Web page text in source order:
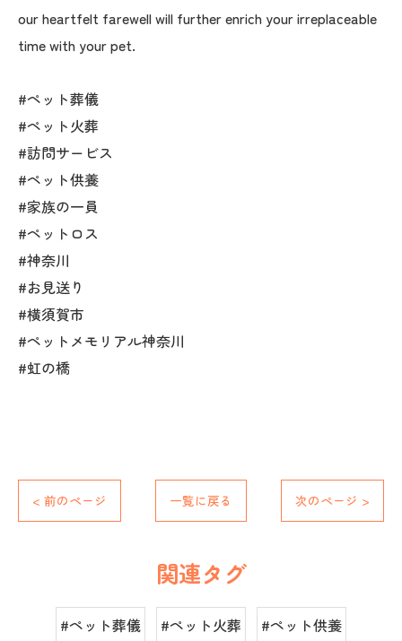
our heartfelt farewell will further enrich your irreplaceable
time with your pet.
#ペット葬儀
#ペット火葬
#訪問サービス
#ペット供養
#家族の一員
#ペットロス
#神奈川
#お見送り
#横須賀市
#ペットメモリアル神奈川
#虹の橋
< 前のページ 一覧に戻る 次のページ >
関連タグ
#ペット葬儀 #ペット火葬 #ペット供養